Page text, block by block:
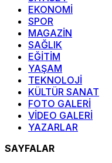
EKONOMİ
SPOR
MAGAZİN
SAĞLIK
EĞİTİM
YAŞAM
TEKNOLOJİ
KÜLTÜR SANAT
FOTO GALERİ
VİDEO GALERİ
YAZARLAR
SAYFALAR